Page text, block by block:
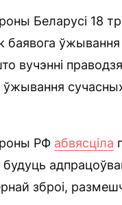
Беларусі 18
баявога ўжывання
вучэнні
ўжывання
РФ абвясціла
будуць
зброі,